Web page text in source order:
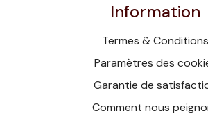
Information
Termes & Conditions
Paramètres des
Garantie de
Comment nous